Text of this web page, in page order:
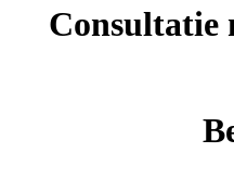
Consultatie